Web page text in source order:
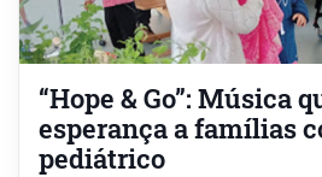
“Hope & Go”: Música
esperança a famílias
pediátrico